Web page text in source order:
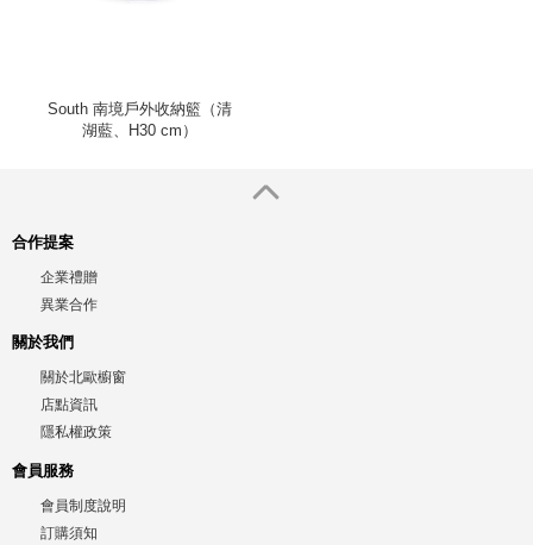
South 南境戶外收納籃（清
湖藍、H30 cm）
合作提案
企業禮贈
異業合作
關於我們
關於北歐櫥窗
店點資訊
隱私權政策
會員服務
會員制度說明
訂購須知